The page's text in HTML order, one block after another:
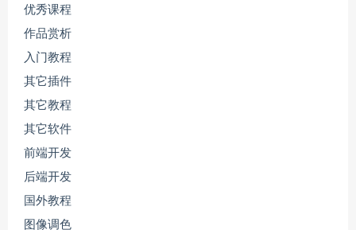
优秀课程
作品赏析
入门教程
其它插件
其它教程
其它软件
前端开发
后端开发
国外教程
图像调色